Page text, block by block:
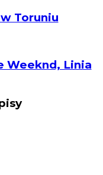
Toruniu
Weeknd, Linia